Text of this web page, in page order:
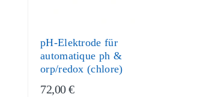
pH-Elektrode für
automatique ph &
orp/redox (chlore)
72,00 €